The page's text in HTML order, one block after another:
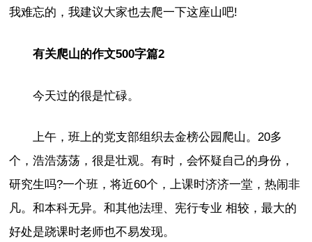
我难忘的，我建议大家也去爬一下这座山吧!
有关爬山的作文500字篇2
今天过的很是忙碌。
上午，班上的党支部组织去金榜公园爬山。20多
个，浩浩荡荡，很是壮观。有时，会怀疑自己的身份，
研究生吗?一个班，将近60个，上课时济济一堂，热闹非
凡。和本科无异。和其他法理、宪行专业 相较，最大的
好处是跷课时老师也不易发现。